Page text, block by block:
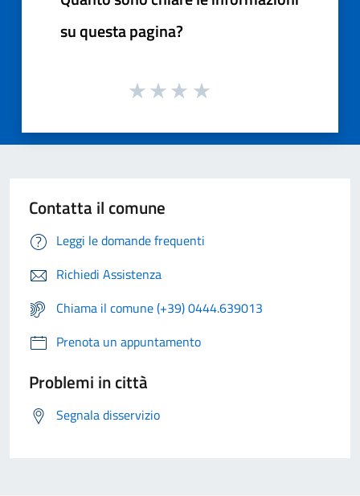
su questa pagina?
Contatta il comune
Leggi le domande frequenti
Richiedi Assistenza
Chiama il comune (+39) 0444.639013
Prenota un appuntamento
Problemi in città
Segnala disservizio